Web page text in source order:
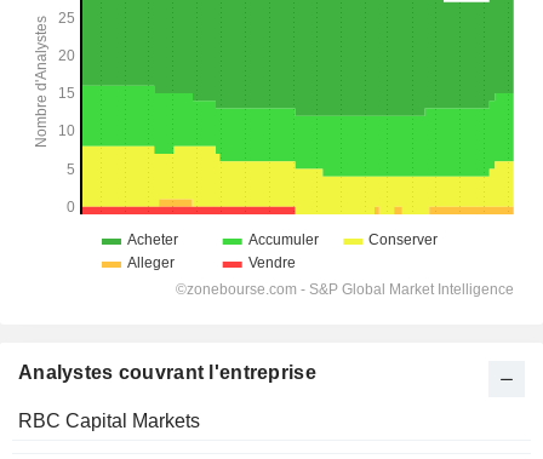
Analystes couvrant l'entreprise
RBC Capital Markets